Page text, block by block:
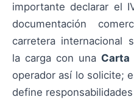
importante declarar el
documentación
carretera internacional
la carga con una Carta
operador así lo solicite;
define